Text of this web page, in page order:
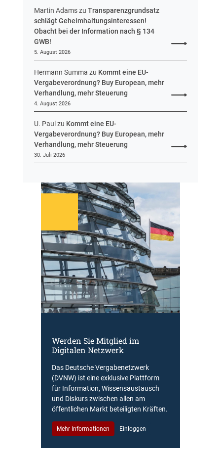
r
Martin AdamszuTransparenzgrundsatz
schlägt Geheimhaltungsinteressen!
Obacht bei der Information nach § 134
GWB!
5. August 2026
Hermann Summa zu Kommt eine EU-
Vergabeverordnung? Buy European, mehr
Verhandlung, mehr Steuerung
4. August 2026
U. Paul zu Kommt eine EU-
Vergabeverordnung? Buy European, mehr
Verhandlung, mehr Steuerung
30. Juli 2026
Werden Sie Mitglied im
Digitalen Netzwerk
Das Deutsche Vergabenetzwerk
(DVNW) ist eine exklusive Plattform
für Information, Wissensaustausch
und Diskurs zwischen allen am
öffentlichen Markt beteiligten Kräften.
Mehr Informationen Einloggen